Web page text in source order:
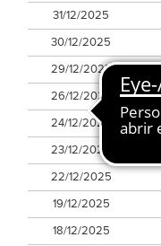
31/12/2025
30/12/2025
29/12/2025
26/12/2025
24/12/2025
23/12/2025
22/12/2025
19/12/2025
18/12/2025